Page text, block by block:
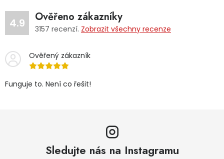
4.9 Ověřeno zákazníky
3157 recenzí. Zobrazit všechny recenze
Ověřený zákazník
Funguje to. Není co řešit!
Sledujte nás na Instagramu